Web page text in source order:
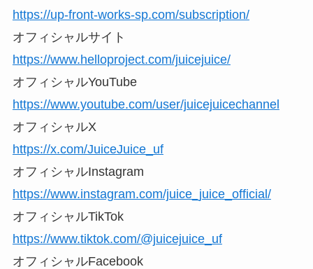
https://up-front-works-sp.com/subscription/
オフィシャルサイト
https://www.helloproject.com/juicejuice/
オフィシャルYouTube
https://www.youtube.com/user/juicejuicechannel
オフィシャルX
https://x.com/JuiceJuice_uf
オフィシャルInstagram
https://www.instagram.com/juice_juice_official/
オフィシャルTikTok
https://www.tiktok.com/@juicejuice_uf
オフィシャルFacebook